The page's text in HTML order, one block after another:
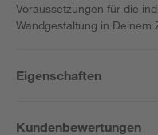
Voraussetzungen für die
Wandgestaltung in Deinem
Eigenschaften
Kundenbewertungen